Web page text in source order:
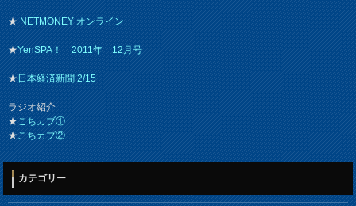
★NETMONEY オンライン
★YenSPA！ 2011年 12月号
★日本経済新聞 2/15
ラジオ紹介
★こちカブ①
★こちカブ②
カテゴリー